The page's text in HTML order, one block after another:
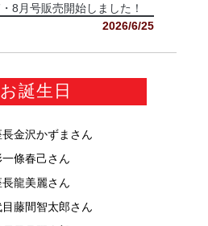
8月号販売開始しました！
2026/6/25
誕生日
長金沢かずま さん
一條春己さん
長龍美麗さん
目藤間智太郎さん